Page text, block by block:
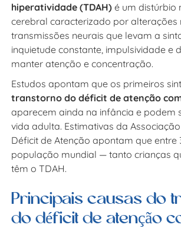
hiperatividade (TDAH) é um distúrbio
cerebral caracterizado por alterações
transmissões neurais que levam a
inquietude constante, impulsividade e
manter atenção e concentração.
Estudos apontam que os primeiros
transtorno do déficit de atenção
aparecem ainda na infância e podem
vida adulta. Estimativas da
Déficit de Atenção apontam que entre
população mundial — tanto crianças
têm o TDAH.
Principais causas do
do déficit de atenção